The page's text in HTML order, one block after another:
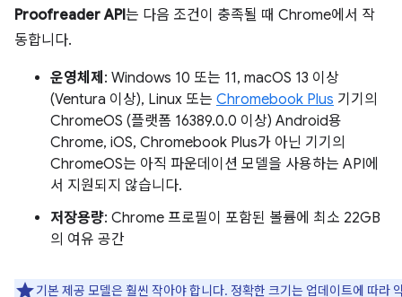
Proofreader API는 다음 조건이 충족될 때 Chrome에서 작
동합니다.
운영체제 : Windows 10 또는 11, macOS 13 이상
(Ventura 이상), Linux 또는 Chromebook Plus 기기의
ChromeOS (플랫폼 16389.0.0 이상) Android용
Chrome, iOS, Chromebook Plus가 아닌 기기의
ChromeOS는 아직 파운데이션 모델을 사용하는 API에
서 지원되지 않습니다.
저장용량: Chrome 프로필이 포함된 볼륨에 최소 22GB
의 여유 공간
기본 제공 모델은 훨씬 작아야 합니다. 정확한 크기는 업데이트에 따라